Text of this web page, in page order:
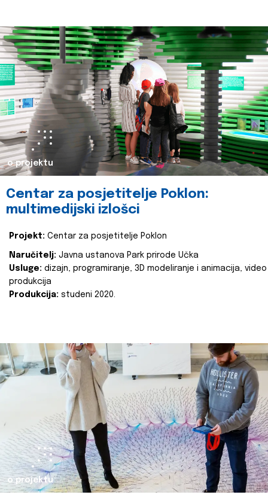
o projektu
Centar za posjetitelje Poklon:
multimedijski izlošci
Projekt: Centar za posjetitelje Poklon
Naručitelj: Javna ustanova Park prirode Učka
Usluge: dizajn, programiranje, 3D modeliranje i animacija, video
produkcija
Produkcija: studeni 2020.
o projektu